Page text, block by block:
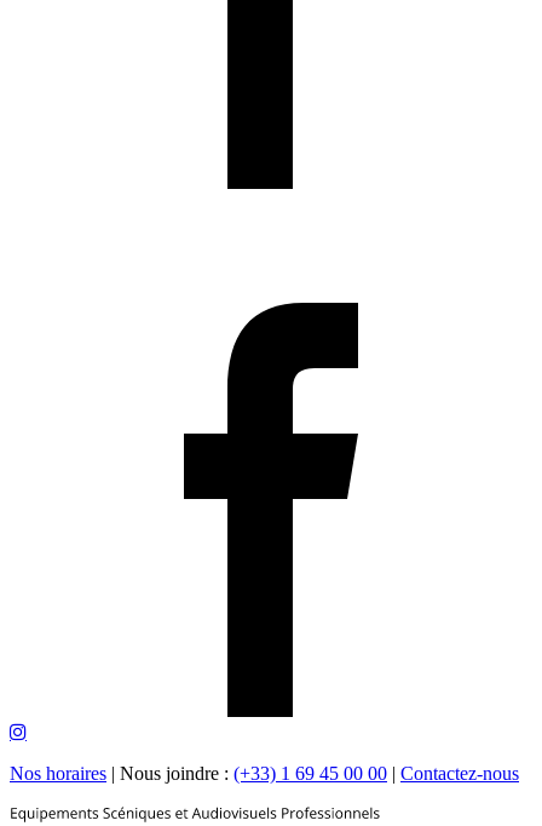
Nos horaires | Nous joindre : (+33) 1 69 45 00 00 | Contactez-nous